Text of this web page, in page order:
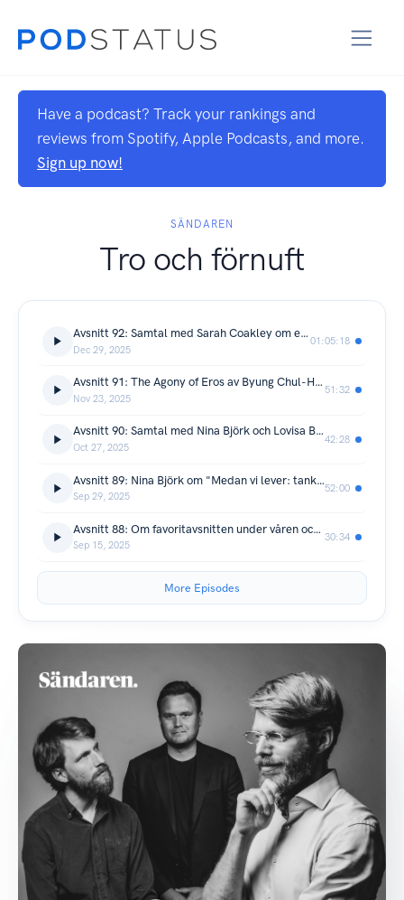
Have a podcast? Track your rankings and
reviews from Spotify, Apple Podcasts, and more.
Sign up now!
SÄNDAREN
Tro och förnuft
Avsnitt 92: Samtal med Sarah Coakley om evolution, samarbete och teologi
Dec 29, 2025
01:05:18
Avsnitt 91: The Agony of Eros av Byung Chul-Han (Del 1 av 2)
Nov 23, 2025
51:32
Avsnitt 90: Samtal med Nina Björk och Lovisa Bergdahl
Oct 27, 2025
42:28
Avsnitt 89: Nina Björk om "Medan vi lever: tankar om existensen"
Sep 29, 2025
52:00
Avsnitt 88: Om favoritavsnitten under våren och planerna för hösten.
Sep 15, 2025
30:34
More Episodes